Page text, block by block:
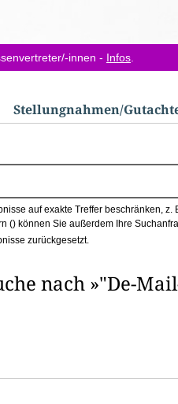
innen - Infos
Stellungnahmen/​
auf exakte Treffer beschränken, z.
() können Sie außerdem Ihre
zurückgesetzt.
nach »"De-